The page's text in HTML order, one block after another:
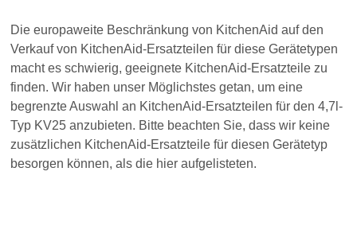
Die europaweite Beschränkung von KitchenAid auf den
Verkauf von KitchenAid-Ersatzteilen für diese Gerätetypen
macht es schwierig, geeignete KitchenAid-Ersatzteile zu
finden. Wir haben unser Möglichstes getan, um eine
begrenzte Auswahl an KitchenAid-Ersatzteilen für den 4,7l-
Typ KV25 anzubieten. Bitte beachten Sie, dass wir keine
zusätzlichen KitchenAid-Ersatzteile für diesen Gerätetyp
besorgen können, als die hier aufgelisteten.